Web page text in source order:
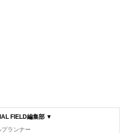
FIELD編集部 ▼
プランナー